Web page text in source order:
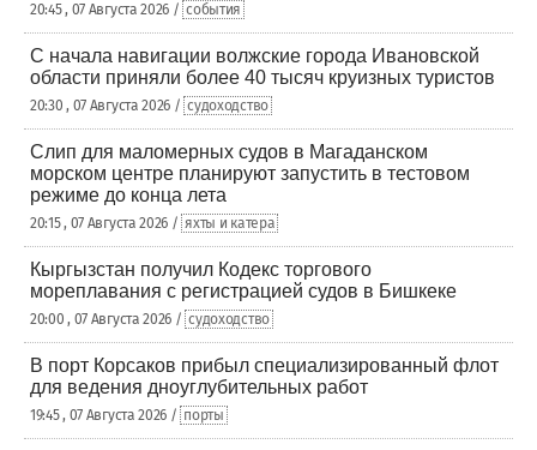
20:45 , 07 Августа 2026 / события
С начала навигации волжские города Ивановской
области приняли более 40 тысяч круизных туристов
20:30 , 07 Августа 2026 / судоходство
Слип для маломерных судов в Магаданском
морском центре планируют запустить в тестовом
режиме до конца лета
20:15 , 07 Августа 2026 / яхты и катера
Кыргызстан получил Кодекс торгового
мореплавания с регистрацией судов в Бишкеке
20:00 , 07 Августа 2026 / судоходство
В порт Корсаков прибыл специализированный флот
для ведения дноуглубительных работ
19:45 , 07 Августа 2026 / порты